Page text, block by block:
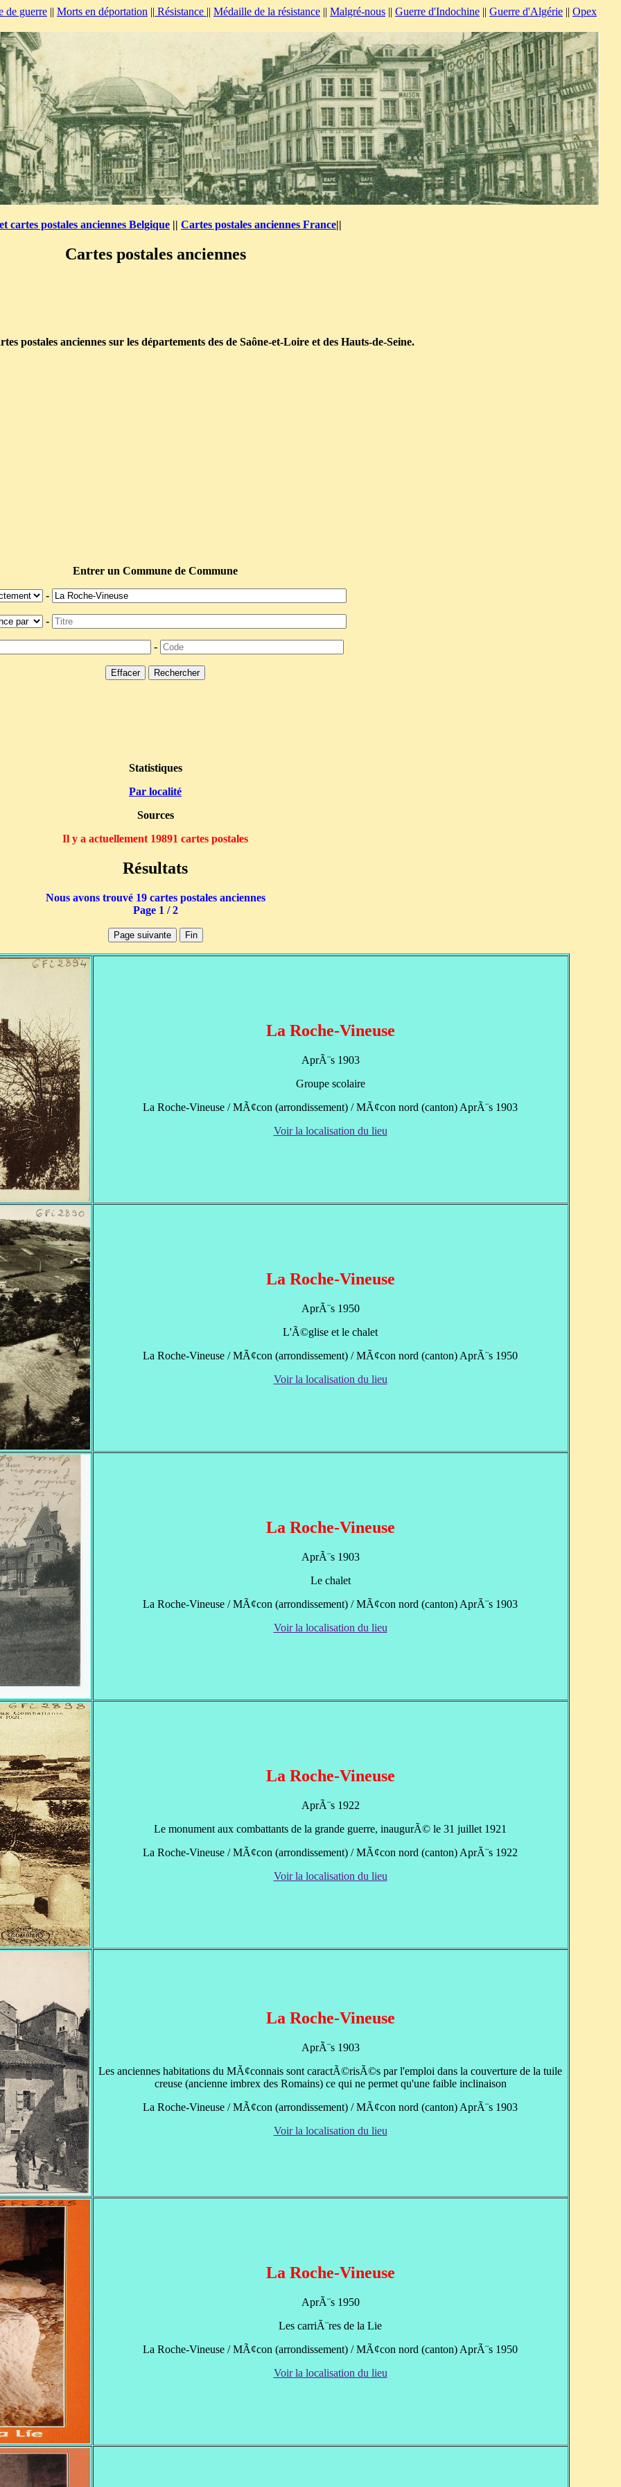
de guerre || Morts en déportation || Résistance || Médaille de la résistance || Malgré-nous || Guerre d'Indochine || Guerre d'Algérie || Opex
cartes postales anciennes Belgique || Cartes postales anciennes France||
Cartes postales anciennes
postales anciennes sur les départements des de Saône-et-Loire et des Hauts-de-Seine.
Entrer un Commune de Commune
-
-
-
Statistiques
Par localité
Sources
Il y a actuellement 19891 cartes postales
Résultats
Nous avons trouvé 19 cartes postales anciennes
Page 1 / 2
La Roche-Vineuse
AprÃ¨s 1903
Groupe scolaire
La Roche-Vineuse / MÃ¢con (arrondissement) / MÃ¢con nord (canton) AprÃ¨s 1903
Voir la localisation du lieu
La Roche-Vineuse
AprÃ¨s 1950
L'Ã©glise et le chalet
La Roche-Vineuse / MÃ¢con (arrondissement) / MÃ¢con nord (canton) AprÃ¨s 1950
Voir la localisation du lieu
La Roche-Vineuse
AprÃ¨s 1903
Le chalet
La Roche-Vineuse / MÃ¢con (arrondissement) / MÃ¢con nord (canton) AprÃ¨s 1903
Voir la localisation du lieu
La Roche-Vineuse
AprÃ¨s 1922
Le monument aux combattants de la grande guerre, inaugurÃ© le 31 juillet 1921
La Roche-Vineuse / MÃ¢con (arrondissement) / MÃ¢con nord (canton) AprÃ¨s 1922
Voir la localisation du lieu
La Roche-Vineuse
AprÃ¨s 1903
Les anciennes habitations du MÃ¢connais sont caractÃ©risÃ©s par l'emploi dans la couverture de la tuile
creuse (ancienne imbrex des Romains) ce qui ne permet qu'une faible inclinaison
La Roche-Vineuse / MÃ¢con (arrondissement) / MÃ¢con nord (canton) AprÃ¨s 1903
Voir la localisation du lieu
La Roche-Vineuse
AprÃ¨s 1950
Les carriÃ¨res de la Lie
La Roche-Vineuse / MÃ¢con (arrondissement) / MÃ¢con nord (canton) AprÃ¨s 1950
Voir la localisation du lieu